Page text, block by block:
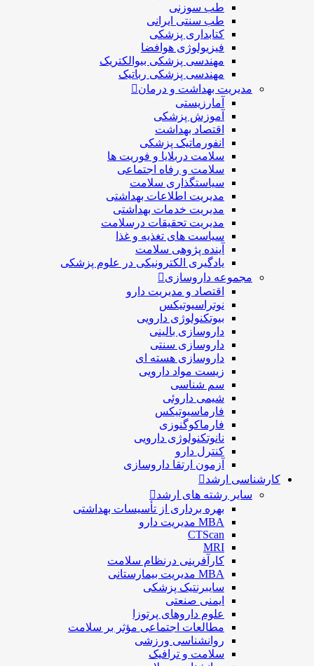
طب سوزنی
طب سنتی ایرانی
کتابداری پزشکی
فیزیولوژی هوافضا
مهندسی پزشکی بیوالکتریک
مهندسی پزشکی رباتیک
مدیریت بهداشت و درمان
آمارزیستی
آموزش پزشکی
اقتصاد بهداشت
انفورماتیک پزشکی
سلامت دربلايا و فوريت ها
سلامت و رفاه اجتماعی
سیاستگذاری سلامت
مدیریت اطلاعات بهداشتی
مدیریت خدمات بهداشتی
مدیریت تحقیقات درسلامت
سیاست های تغذیه و غذا
آینده پژوهی سلامت
یادگیری الکترونیکی در علوم پزشکی
مجموعه داروسازی
اقتصاد و مديريت دارو
نوتراسیوتیکس
بيوتكنولوژی دارویی
داروسازی بالينی
داروسازی سنتی
داروسازی هسته ای
زیست مواد دارویی
سم شناسی
شيمی داروئی
فارماسيوتيكس
فارماكوگنوزی
نانوتکنولوژی دارویی
كنترل دارو
آزمون ارتقا داروسازی
کارشناسی ارشد
سایر رشته های ارشد
بهره برداری از تأسیسات بهداشتی
MBA مدیریت دارو
CTScan
MRI
کارآفرینی درنظام سلامت
MBA مدیریت بیمارستانی
سایبرنتیک پزشکی
ایمنی صنعتی
علوم داروهای پرتوزا
مطالعات اجتماعی مؤثر بر سلامت
روانشناسی ورزشی
سلامت و ترافیک